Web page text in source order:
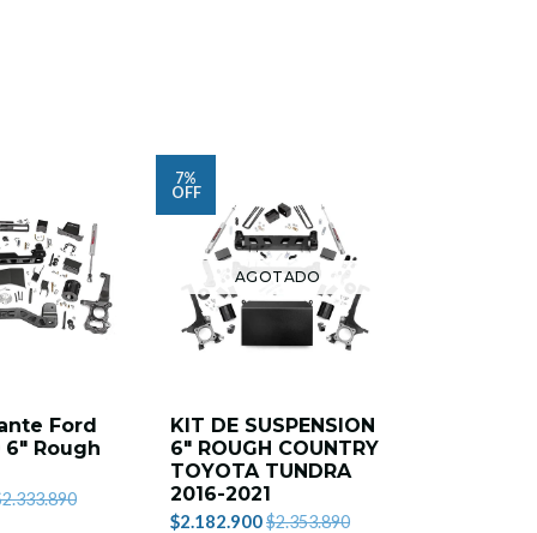
Ford
6" Rough
7%
OFF
AGOTADO
KIT DE SUSPENSION
6" ROUGH COUNTRY
TOYOTA TUNDRA
2016-2021
$2.182.900$2.353.890